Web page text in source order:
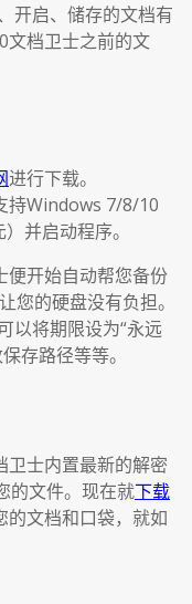
开启、储存的文档有
文档卫士之前的文
进行下载。
持Windows 7/8/10
并启动程序。
便开始自动帮您备份
您的硬盘没有负担。
以将期限设为“永远
存路径等等。
卫士内置最新的解密
的文件。现在就下载
的文档和口袋，就如